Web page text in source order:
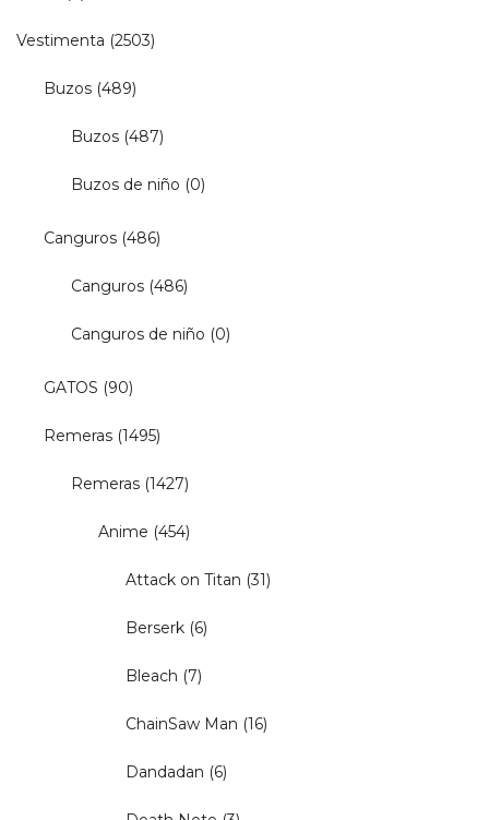
Vestimenta (2503)
Buzos (489)
Buzos (487)
Buzos de niño (0)
Canguros (486)
Canguros (486)
Canguros de niño (0)
GATOS (90)
Remeras (1495)
Remeras (1427)
Anime (454)
Attack on Titan (31)
Berserk (6)
Bleach (7)
ChainSaw Man (16)
Dandadan (6)